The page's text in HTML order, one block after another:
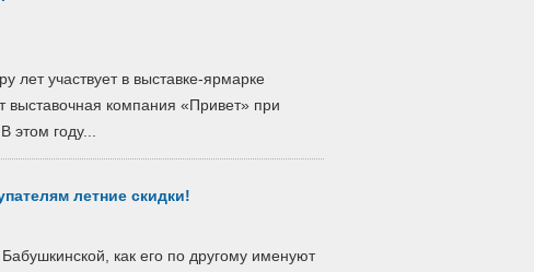
лет участвует в выставке-ярмарке
выставочная компания «Привет» при
этом году...
летние скидки!
как его по другому именуют